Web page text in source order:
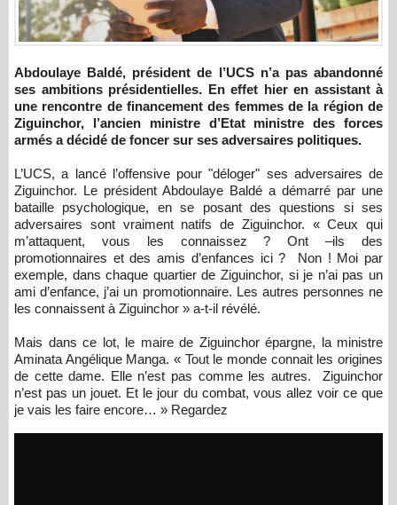
Abdoulaye Baldé, président de l’UCS n’a pas abandonné
ses ambitions présidentielles. En effet hier en assistant à
une rencontre de financement des femmes de la région de
Ziguinchor, l’ancien ministre d’Etat ministre des forces
armés a décidé de foncer sur ses adversaires politiques.
L’UCS, a lancé l’offensive pour "déloger" ses adversaires de
Ziguinchor. Le président Abdoulaye Baldé a démarré par une
bataille psychologique, en se posant des questions si ses
adversaires sont vraiment natifs de Ziguinchor. « Ceux qui
m’attaquent, vous les connaissez ? Ont –ils des
promotionnaires et des amis d’enfances ici ? Non ! Moi par
exemple, dans chaque quartier de Ziguinchor, si je n’ai pas un
ami d’enfance, j’ai un promotionnaire. Les autres personnes ne
les connaissent à Ziguinchor » a-t-il révélé.
Mais dans ce lot, le maire de Ziguinchor épargne, la ministre
Aminata Angélique Manga. « Tout le monde connait les origines
de cette dame. Elle n’est pas comme les autres. Ziguinchor
n’est pas un jouet. Et le jour du combat, vous allez voir ce que
je vais les faire encore… » Regardez